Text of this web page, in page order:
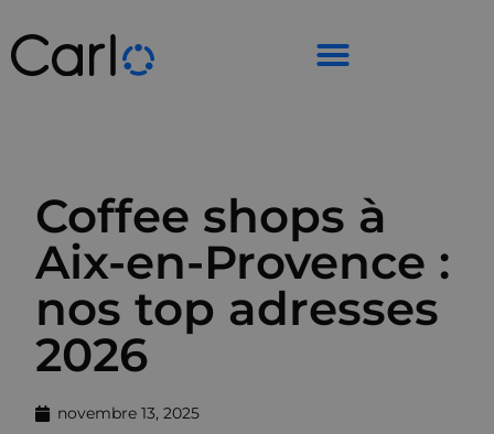
Coffee shops à
Aix-en-Provence :
nos top adresses
2026
novembre 13, 2025